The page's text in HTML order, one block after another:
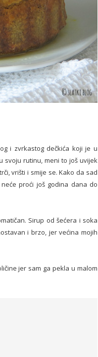
i zvrkastog dečkića koji je u
svoju rutinu, meni to još uvijek
vrišti i smije se. Kako da sad
proći još godina dana do
Sirup od šećera i soka
i brzo, jer većina mojih
jer sam ga pekla u malom